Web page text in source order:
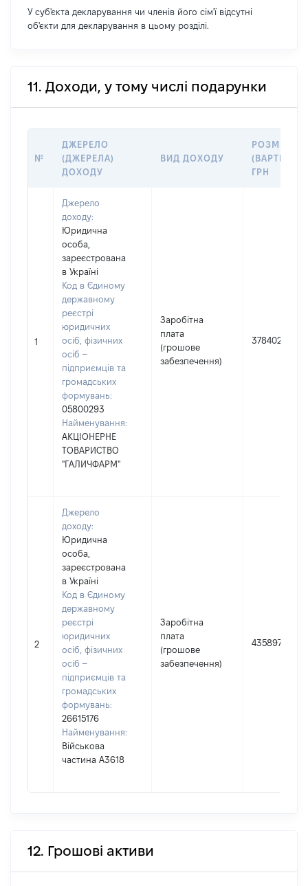
У суб'єкта декларування чи членів його сім'ї відсутні
об'єкти для декларування в цьому розділі.
11. Доходи, у тому числі подарунки
№
ДЖЕРЕЛО
(ДЖЕРЕЛА)
ДОХОДУ
ВИД ДОХОДУ
РОЗМІР
(ВАРТІСТЬ),
ГРН
1
Джерело
доходу:
Юридична
особа,
зареєстрована
в Україні
Код в Єдиному
державному
реєстрі
юридичних
осіб, фізичних
осіб –
підприємців та
громадських
формувань:
05800293
Найменування:
АКЦІОНЕРНЕ
ТОВАРИСТВО
"ГАЛИЧФАРМ"
Заробітна
плата
(грошове
забезпечення)
378402
2
Джерело
доходу:
Юридична
особа,
зареєстрована
в Україні
Код в Єдиному
державному
реєстрі
юридичних
осіб, фізичних
осіб –
підприємців та
громадських
формувань:
26615176
Найменування:
Військова
частина А3618
Заробітна
плата
(грошове
забезпечення)
435897
12. Грошові активи